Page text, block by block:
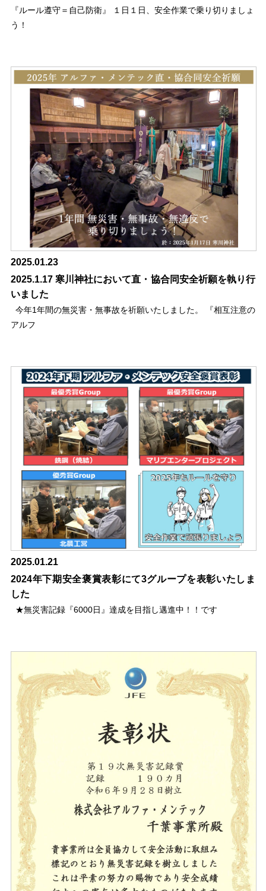
『ルール遵守＝自己防衛』 １日１日、安全作業で乗り切りましょ
う！
2025.01.23
2025.1.17 寒川神社において直・協合同安全祈願を執り行
いました
今年1年間の無災害・無事故を祈願いたしました。 『相互注意の
アルフ
2025.01.21
2024年下期安全褒賞表彰にて3グループを表彰いたしま
した
★無災害記録『6000日』達成を目指し邁進中！！です